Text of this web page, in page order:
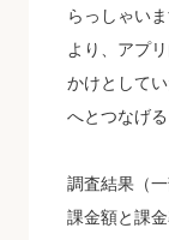
らっしゃい
より、アプ
かけとして
へとつなげ
調査結果（一
課金額と課